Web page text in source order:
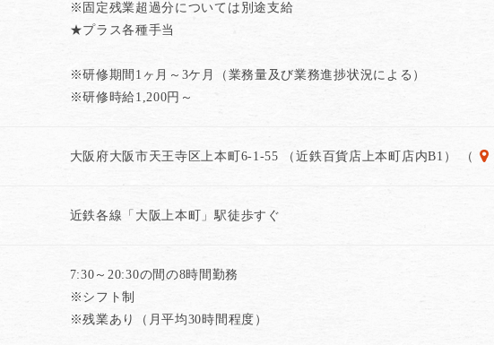
※固定残業超過分については別途支給
★プラス各種手当
※研修期間1ヶ月～3ケ月（業務量及び業務進捗状況による）
※研修時給1,200円～
大阪府大阪市天王寺区上本町6-1-55 （近鉄百貨店上本町店内B1） （
近鉄各線「大阪上本町」駅徒歩すぐ
7:30～20:30の間の8時間勤務
※シフト制
※残業あり（月平均30時間程度）